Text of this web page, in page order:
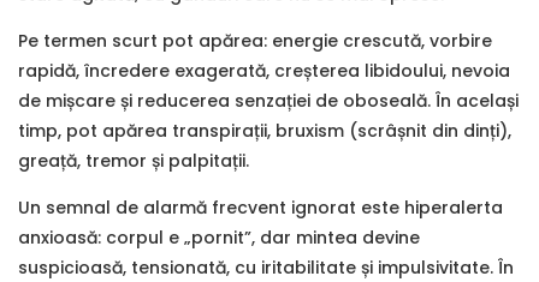
Pe termen scurt pot apărea: energie crescută, vorbire
rapidă, încredere exagerată, creșterea libidoului, nevoia
de mișcare și reducerea senzației de oboseală. În același
timp, pot apărea transpirații, bruxism (scrâșnit din dinți),
greață, tremor și palpitații.
Un semnal de alarmă frecvent ignorat este hiperalerta
anxioasă: corpul e „pornit”, dar mintea devine
suspicioasă, tensionată, cu iritabilitate și impulsivitate. În